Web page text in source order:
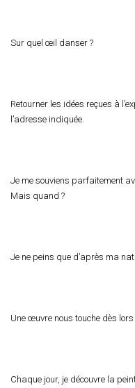
Sur quel œil danser ?
Retourner les idées reçues à
l’adresse indiquée.
Je me souviens parfaitement
Mais quand ?
Je ne peins que d’après ma
Une œuvre nous touche dès
Chaque jour, je découvre la